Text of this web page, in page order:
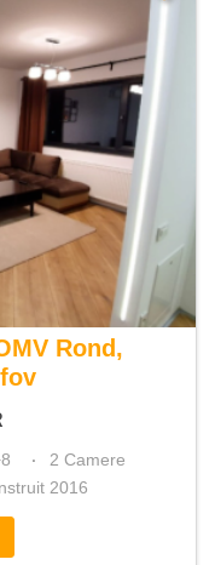
2 camere
Rond,
2 Camere
2016